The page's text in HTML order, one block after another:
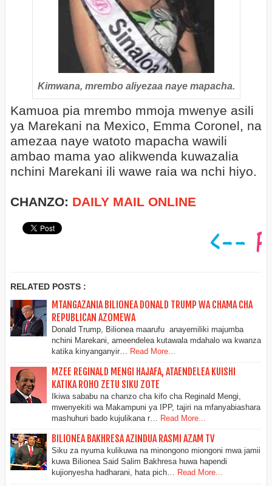
Kimwana, mrembo aliyezaa naye mapacha.
Kamuoa pia mrembo mmoja mwenye asili
ya Marekani na Mexico, Emma Coronel, na
amezaa naye watoto mapacha wawili
ambao mama yao alikwenda kuwazalia
nchini Marekani ili wawe raia wa nchi hiyo.
CHANZO: DAILY MAIL ONLINE
RELATED POSTS :
MTANGAZANIA BILIONEA DONALD TRUMP WA CHAMA CHA
REPUBLICAN AZOMEWA
Donald Trump, Bilionea maarufu anayemiliki majumba
nchini Marekani, ameendelea kutawala mdahalo wa kwanza
katika kinyanganyir…
Read More...
MZEE REGINALD MENGI HAJAFA, ATAENDELEA KUISHI
KATIKA ROHO ZETU SIKU ZOTE
Ikiwa sababu na chanzo cha kifo cha Reginald Mengi,
mwenyekiti wa Makampuni ya IPP, tajiri na mfanyabiashara
mashuhuri bado kujulikana r… Read More...
BILIONEA BAKHRESA AZINDUA RASMI AZAM TV
Siku za nyuma kulikuwa na minongono miongoni mwa jamii
kuwa Bilionea Said Salim Bakhresa huwa hapendi
kujionyesha hadharani, hata pich… Read More...